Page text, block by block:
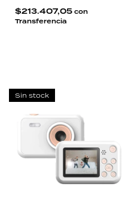
$213.407,05 con
Transferencia
Sin stock